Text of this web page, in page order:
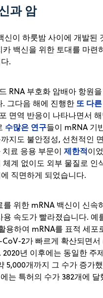
과 암
이 하룻밤 사이에 개발된
백신을 위한 토대를 마
.
RNA 부호화 암배아 항원
그다음 해에 진행한 또 다
면역 반응이 나타나면서
수많은 연구들이 mRNA 기
지도 불안정성, 선천적인
치료 응용 부문이제한적이
계 없이도 외부 물질로 인
직면하게 되었습니다.
위한 mRNA 백신이 신
속도가 빨라졌습니다. 예
용하여 mRNA를 표적 세포
2가 빠르게 확산되면
년 이후에는 동일한 주
5,000개까지 그 수가 증가
는 특허의 수가 382개에